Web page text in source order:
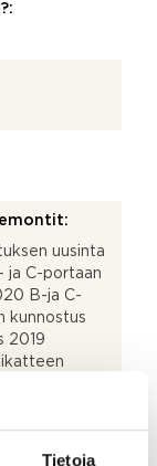
Tietoja
uusinta
ja C-portaan
B-ja C-
kunnostus
2019
Fredrikinkadun